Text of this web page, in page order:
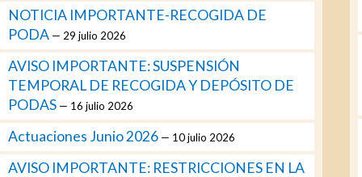
NOTICIA IMPORTANTE-RECOGIDA DE
PODA
29 julio 2026
AVISO IMPORTANTE: SUSPENSIÓN
TEMPORAL DE RECOGIDA Y DEPÓSITO DE
PODAS
16 julio 2026
Actuaciones Junio 2026 10 julio 2026
AVISO IMPORTANTE: RESTRICCIONES EN LA